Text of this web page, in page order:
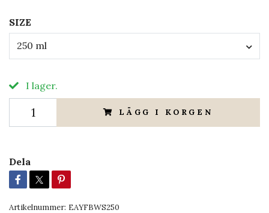
SIZE
250 ml
I lager.
LÄGG I KORGEN
Dela
Artikelnummer: EAYFBWS250